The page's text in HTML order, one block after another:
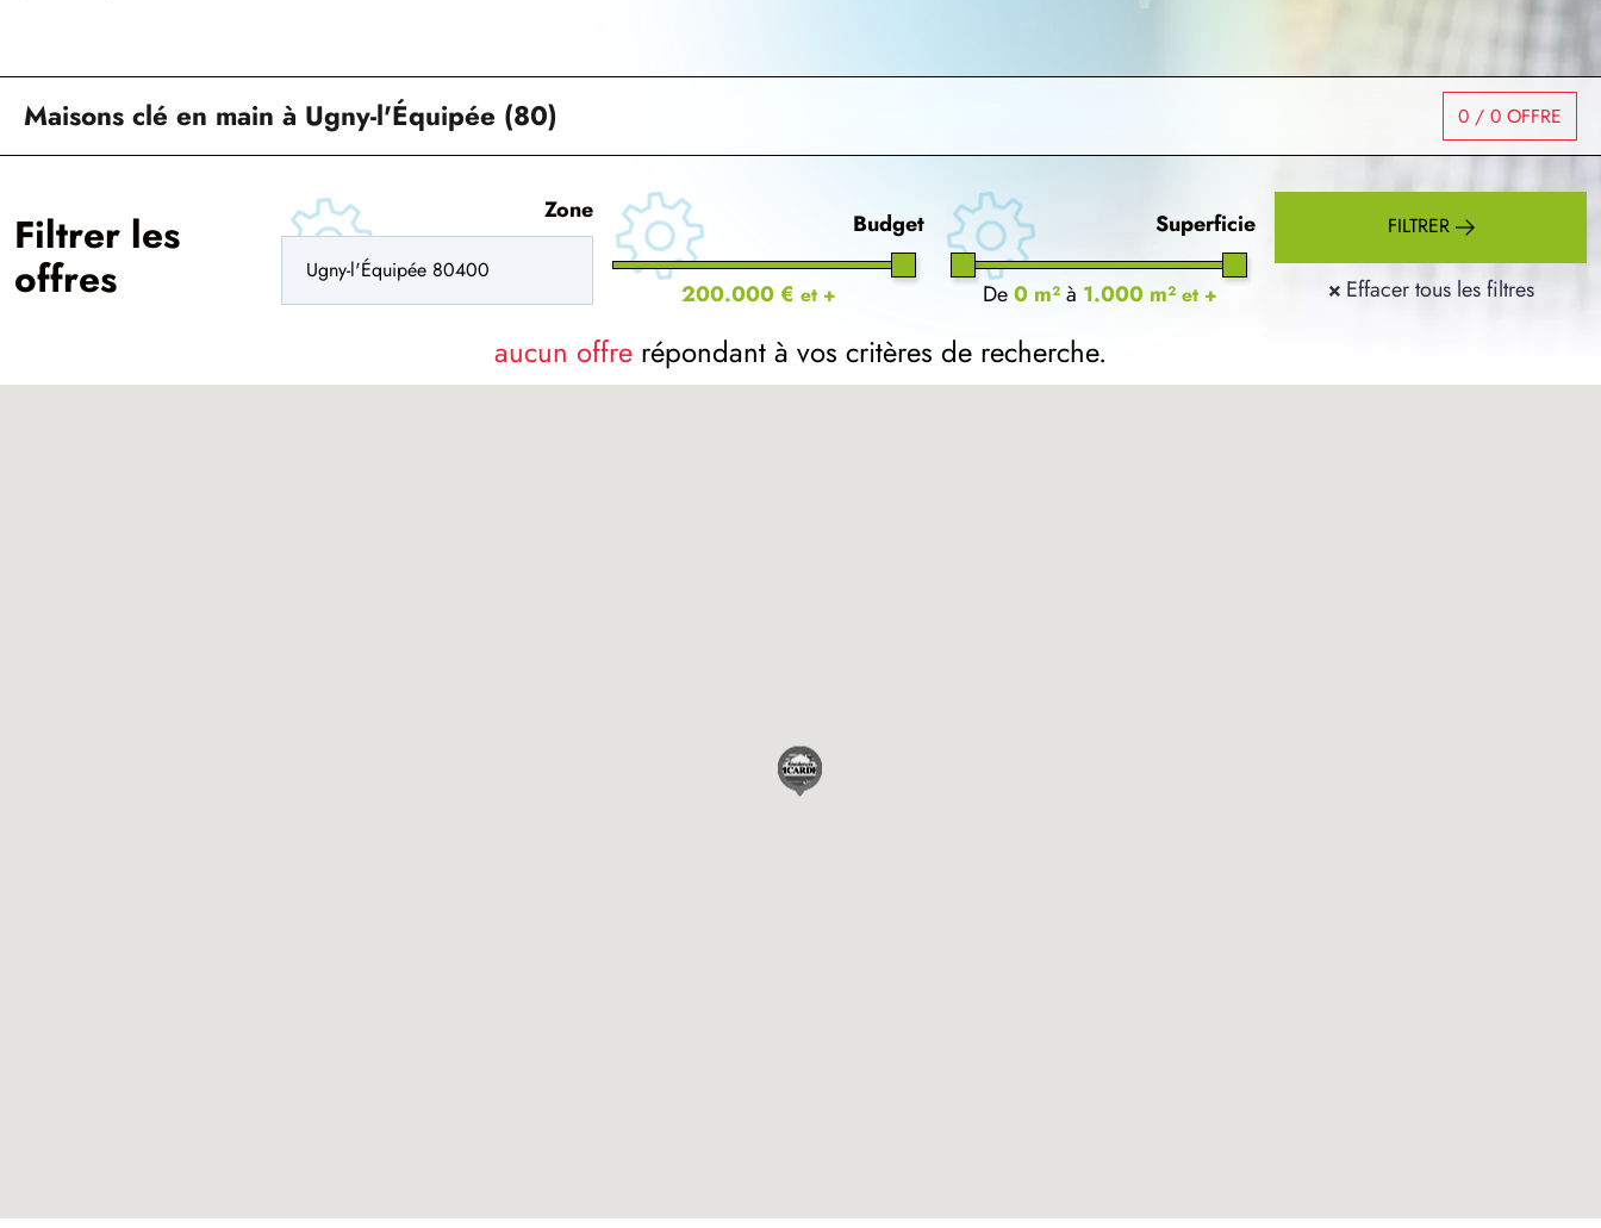
Maisons clé en main à Ugny-l'Équipée (80) 0 / 0 OFFRE
Filtrer les
offres
Zone Budget
200.000 € et +
Superficie
De0 m²à 1.000 m² et +
FILTRER
× Effacer tous les filtres
aucun offre répondant à vos critères de recherche.